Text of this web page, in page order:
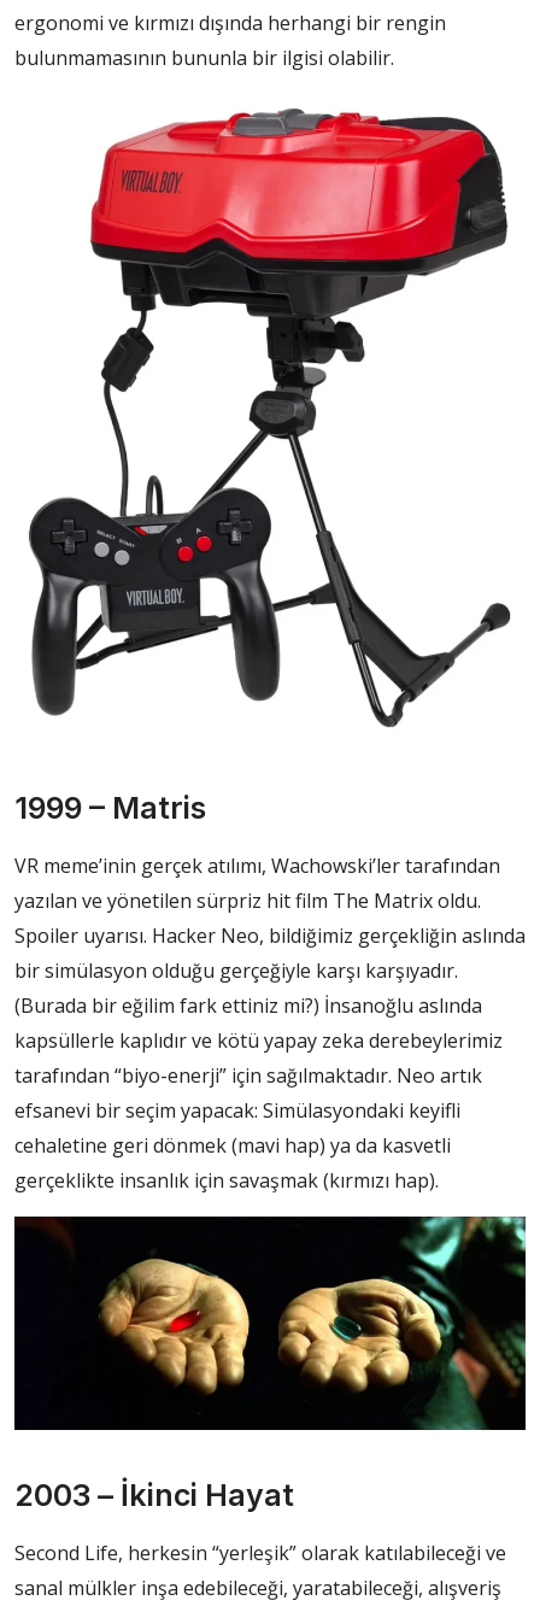
ergonomi ve kırmızı dışında herhangi bir rengin
bulunmamasının bununla bir ilgisi olabilir.
1999 – Matris
VR meme’inin gerçek atılımı, Wachowski’ler tarafından
yazılan ve yönetilen sürpriz hit film The Matrix oldu.
Spoiler uyarısı. Hacker Neo, bildiğimiz gerçekliğin aslında
bir simülasyon olduğu gerçeğiyle karşı karşıyadır.
(Burada bir eğilim fark ettiniz mi?) İnsanoğlu aslında
kapsüllerle kaplıdır ve kötü yapay zeka derebeylerimiz
tarafından “biyo-enerji” için sağılmaktadır. Neo artık
efsanevi bir seçim yapacak: Simülasyondaki keyifli
cehaletine geri dönmek (mavi hap) ya da kasvetli
gerçeklikte insanlık için savaşmak (kırmızı hap).
2003 – İkinci Hayat
Second Life, herkesin “yerleşik” olarak katılabileceği ve
sanal mülkler inşa edebileceği, yaratabileceği, alışveriş